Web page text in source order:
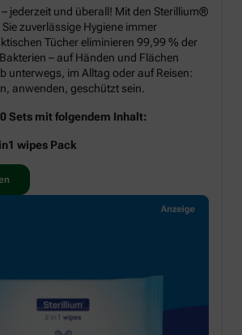
jederzeit und überall! Mit den Sterillium®
zuverlässige Hygiene immer
Tücher eliminieren 99,99 % der
– auf Händen und Flächen
unterwegs, im Alltag oder auf Reisen:
anwenden, geschützt sein.
Sets mit folgendem Inhalt:
wipes Pack